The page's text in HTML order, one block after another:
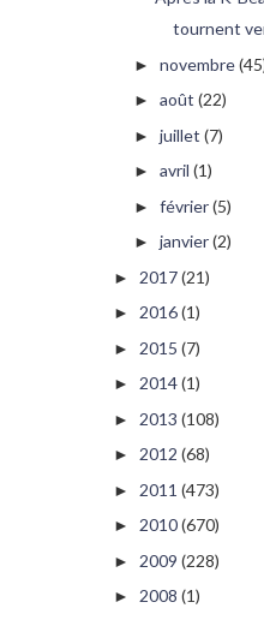
tournent
► novembre
► août (22)
► juillet (7)
► avril (1)
► février(5)
► janvier(2)
► 2017(21)
► 2016(1)
► 2015 (7)
► 2014(1)
► 2013 (108)
► 2012 (68)
► 2011 (473)
► 2010(670)
► 2009 (228)
► 2008 (1)